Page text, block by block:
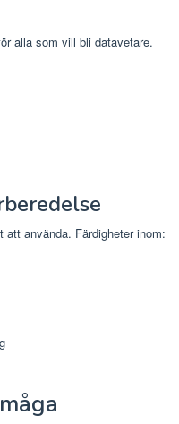
alla som vill bli datavetare.
använda. Färdigheter inom: